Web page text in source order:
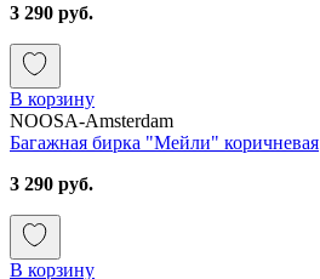
3 290 руб.
В корзину
NOOSA-Amsterdam
Багажная бирка "Мейли" коричневая
3 290 руб.
В корзину